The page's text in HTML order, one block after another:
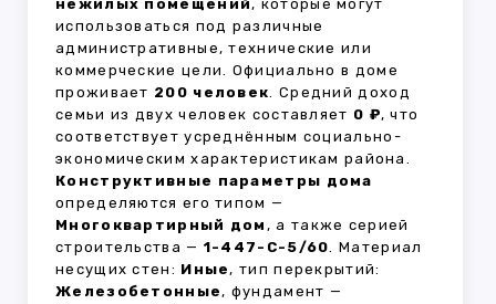
нежилых помещений, которые могут
использоваться под различные
административные, технические или
коммерческие цели. Официально в доме
проживает 200 человек. Средний доход
семьи из двух человек составляет 0 ₽, что
соответствует усреднённым социально-
экономическим характеристикам района.
Конструктивные параметры дома
определяются его типом —
Многоквартирный дом , а также серией
строительства — 1-447-С-5/60. Материал
несущих стен: Иные, тип перекрытий:
Железобетонные, фундамент —